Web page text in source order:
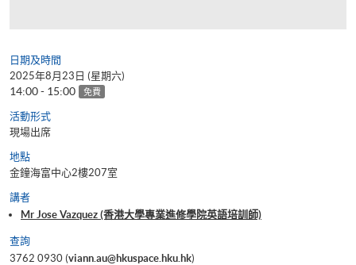
日期及時間
2025年8月23日 (星期六)
14:00 - 15:00 免費
活動形式
現場出席
地點
金鐘海富中心2樓207室
講者
Mr Jose Vazquez (香港大學專業進修學院英語培訓師)
查詢
3762 0930 (viann.au@hkuspace.hku.hk)